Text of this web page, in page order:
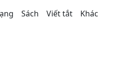
Sách Viết tắt Khác